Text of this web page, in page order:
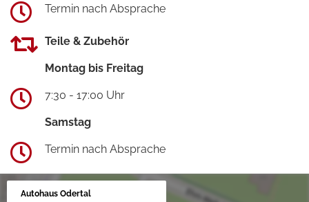
Termin nach Absprache
Teile & Zubehör
Montag bis Freitag
7:30 - 17:00 Uhr
Samstag
Termin nach Absprache
Autohaus Odertal